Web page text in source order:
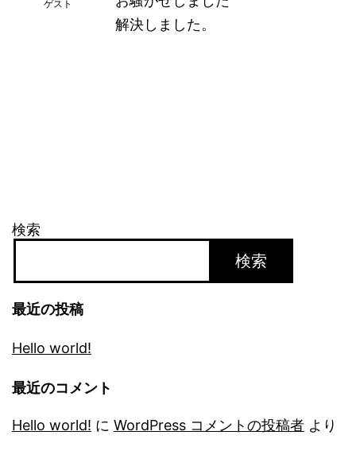
ゲスト
解決しました。
検索
検索
最近の投稿
Hello world!
最近のコメント
Hello world! に WordPress コメントの投稿者 より